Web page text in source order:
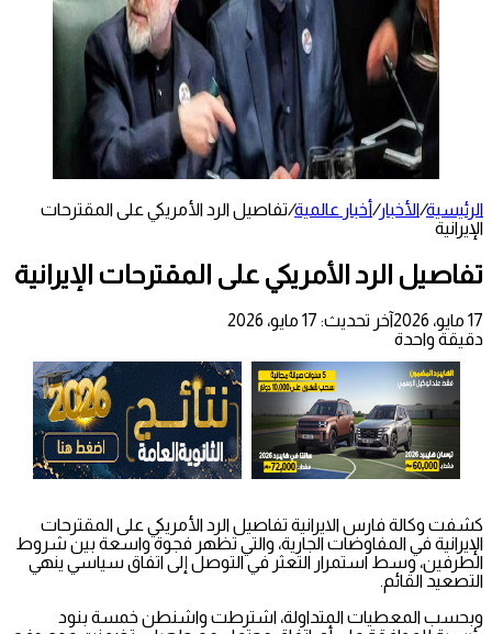
الرئيسية/الأخبار/أخبار عالمية/تفاصيل الرد الأمريكي على المقترحات
الإيرانية
تفاصيل الرد الأمريكي على المقترحات الإيرانية
17 مايو، 2026
آخر تحديث: 17 مايو، 2026
دقيقة واحدة
كشفت وكالة فارس الايرانية تفاصيل الرد الأمريكي على المقترحات
الإيرانية في المفاوضات الجارية، والتي تظهر فجوة واسعة بين شروط
الطرفين، وسط استمرار التعثر في التوصل إلى اتفاق سياسي ينهي
التصعيد القائم.
وبحسب المعطيات المتداولة، اشترطت واشنطن خمسة بنود